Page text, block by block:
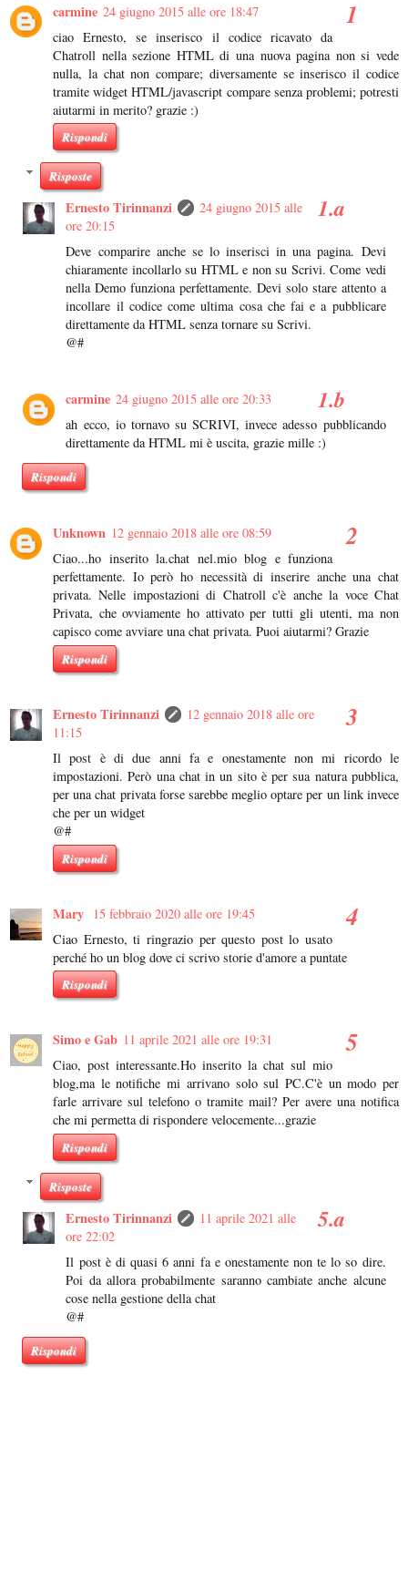
carmine 24 giugno 2015 alle ore 18:47
ciao Ernesto, se inserisco il codice ricavato da
Chatroll nella sezione HTML di una nuova pagina non si vede
nulla, la chat non compare; diversamente se inserisco il codice
tramite widget HTML/javascript compare senza problemi; potresti
aiutarmi in merito? grazie :)
Rispondi
Risposte
Ernesto Tirinnanzi
24 giugno 2015 alle
ore 20:15
Deve comparire anche se lo inserisci in una pagina. Devi
chiaramente incollarlo su HTML e non su Scrivi. Come vedi
nella Demo funziona perfettamente. Devi solo stare attento a
incollare il codice come ultima cosa che fai e a pubblicare
direttamente da HTML senza tornare su Scrivi.
@#
carmine 24 giugno 2015 alle ore 20:33
ah ecco, io tornavo su SCRIVI, invece adesso pubblicando
direttamente da HTML mi è uscita, grazie mille :)
Rispondi
Unknown 12 gennaio 2018 alle ore 08:59
Ciao...ho inserito la.chat nel.mio blog e funziona
perfettamente. Io però ho necessità di inserire anche una chat
privata. Nelle impostazioni di Chatroll c'è anche la voce Chat
Privata, che ovviamente ho attivato per tutti gli utenti, ma non
capisco come avviare una chat privata. Puoi aiutarmi? Grazie
Rispondi
Ernesto Tirinnanzi
12 gennaio 2018 alle ore
11:15
Il post è di due anni fa e onestamente non mi ricordo le
impostazioni. Però una chat in un sito è per sua natura pubblica,
per una chat privata forse sarebbe meglio optare per un link invece
che per un widget
@#
Rispondi
Mary
15 febbraio 2020 alle ore 19:45
Ciao Ernesto, ti ringrazio per questo post lo usato
perché ho un blog dove ci scrivo storie d'amore a puntate
Rispondi
Simo e Gab 11 aprile 2021 alle ore 19:31
Ciao, post interessante.Ho inserito la chat sul mio
blog,ma le notifiche mi arrivano solo sul PC.C'è un modo per
farle arrivare sul telefono o tramite mail? Per avere una notifica
che mi permetta di rispondere velocemente...grazie
Rispondi
Risposte
Ernesto Tirinnanzi
11 aprile 2021 alle
ore 22:02
Il post è di quasi 6 anni fa e onestamente non te lo so dire.
Poi da allora probabilmente saranno cambiate anche alcune
cose nella gestione della chat
@#
Rispondi